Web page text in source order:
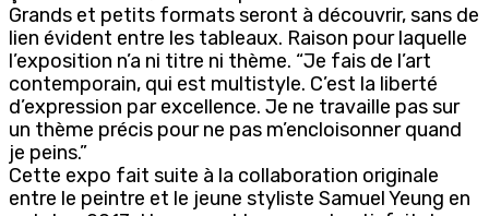
Grands et petits formats seront à découvrir, sans de
lien évident entre les tableaux. Raison pour laquelle
l’exposition n’a ni titre ni thème. “Je fais de l’art
contemporain, qui est multistyle. C’est la liberté
d’expression par excellence. Je ne travaille pas sur
un thème précis pour ne pas m’encloisonner quand
je peins.”
Cette expo fait suite à la collaboration originale
entre le peintre et le jeune styliste Samuel Yeung en